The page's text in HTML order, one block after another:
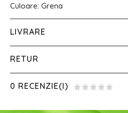
Culoare: Grena
LIVRARE
RETUR
0 RECENZIE(I)